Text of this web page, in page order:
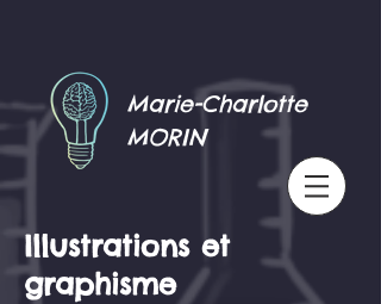
Marie-Charlotte
MORIN
Illustrations et
graphisme